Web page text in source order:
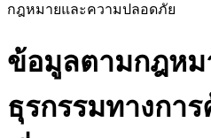
กฎหมายและความปลอดภัย
ข้อมูลตามกฎหม
ธุรกรรมทางกา